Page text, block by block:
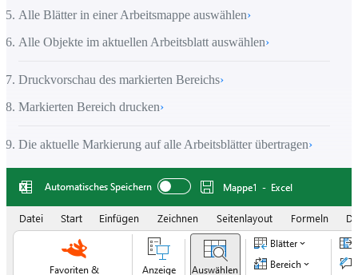
Alle Blätter in einer Arbeitsmappe auswählen›
Alle Objekte im aktuellen Arbeitsblatt auswählen›
Druckvorschau des markierten Bereichs›
Markierten Bereich drucken›
Die aktuelle Markierung auf alle Arbeitsblätter übertragen›